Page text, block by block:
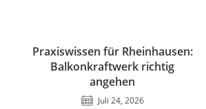
Praxiswissen für Rheinhausen:
Balkonkraftwerk richtig
angehen
Juli 24, 2026